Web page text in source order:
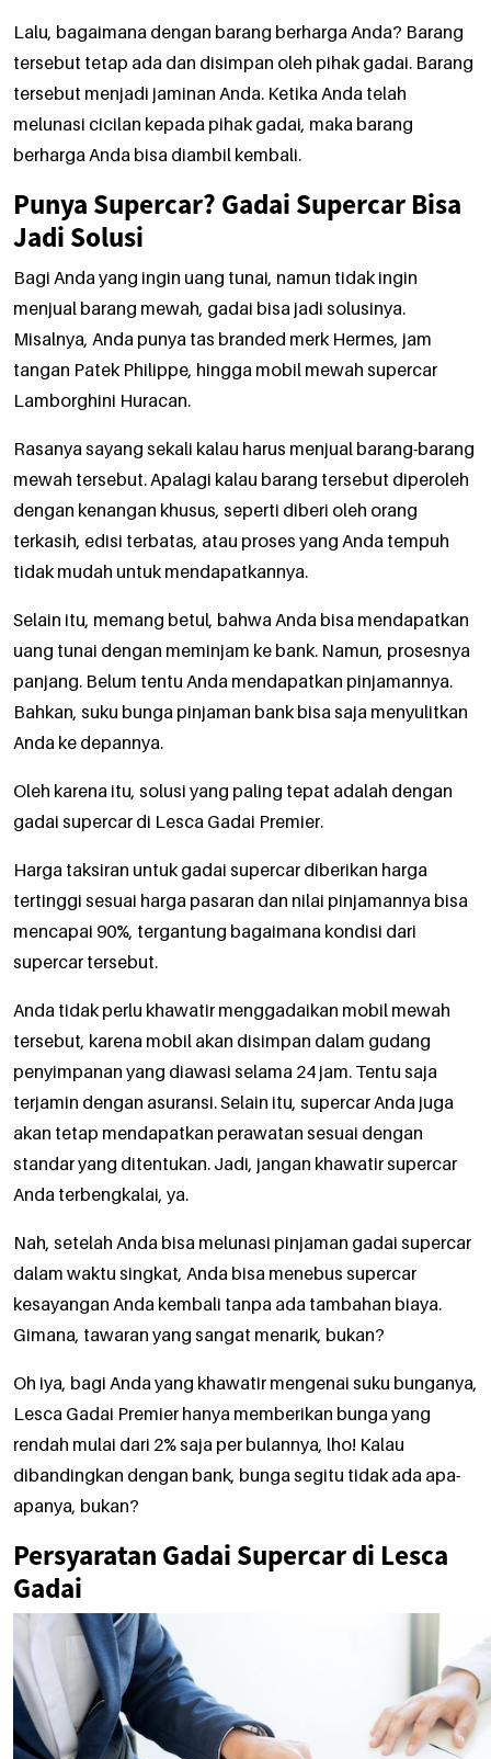
Lalu, bagaimana dengan barang berharga Anda? Barang
tersebut tetap ada dan disimpan oleh pihak gadai. Barang
tersebut menjadi jaminan Anda. Ketika Anda telah
melunasi cicilan kepada pihak gadai, maka barang
berharga Anda bisa diambil kembali.
Punya Supercar? Gadai Supercar Bisa
Jadi Solusi
Bagi Anda yang ingin uang tunai, namun tidak ingin
menjual barang mewah, gadai bisa jadi solusinya.
Misalnya, Anda punya tas branded merk Hermes, jam
tangan Patek Philippe, hingga mobil mewah supercar
Lamborghini Huracan.
Rasanya sayang sekali kalau harus menjual barang-barang
mewah tersebut. Apalagi kalau barang tersebut diperoleh
dengan kenangan khusus, seperti diberi oleh orang
terkasih, edisi terbatas, atau proses yang Anda tempuh
tidak mudah untuk mendapatkannya.
Selain itu, memang betul, bahwa Anda bisa mendapatkan
uang tunai dengan meminjam ke bank. Namun, prosesnya
panjang. Belum tentu Anda mendapatkan pinjamannya.
Bahkan, suku bunga pinjaman bank bisa saja menyulitkan
Anda ke depannya.
Oleh karena itu, solusi yang paling tepat adalah dengan
gadai supercar di Lesca Gadai Premier.
Harga taksiran untuk gadai supercar diberikan harga
tertinggi sesuai harga pasaran dan nilai pinjamannya bisa
mencapai 90%, tergantung bagaimana kondisi dari
supercar tersebut.
Anda tidak perlu khawatir menggadaikan mobil mewah
tersebut, karena mobil akan disimpan dalam gudang
penyimpanan yang diawasi selama 24 jam. Tentu saja
terjamin dengan asuransi. Selain itu, supercar Anda juga
akan tetap mendapatkan perawatan sesuai dengan
standar yang ditentukan. Jadi, jangan khawatir supercar
Anda terbengkalai, ya.
Nah, setelah Anda bisa melunasi pinjaman gadai supercar
dalam waktu singkat, Anda bisa menebus supercar
kesayangan Anda kembali tanpa ada tambahan biaya.
Gimana, tawaran yang sangat menarik, bukan?
Oh iya, bagi Anda yang khawatir mengenai suku bunganya,
Lesca Gadai Premier hanya memberikan bunga yang
rendah mulai dari 2% saja per bulannya, lho! Kalau
dibandingkan dengan bank, bunga segitu tidak ada apa-
apanya, bukan?
Persyaratan Gadai Supercar di Lesca
Gadai